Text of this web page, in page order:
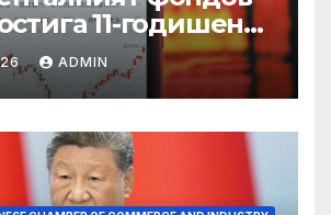
11-годишен
ADMIN